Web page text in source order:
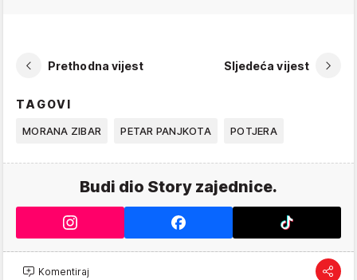
Prethodna vijest Sljedeća vijest
TAGOVI
MORANA ZIBAR PETAR PANJKOTA POTJERA
Budi dio Story zajednice.
Komentiraj